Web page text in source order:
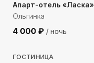
Апарт-отель «Ласка»
Ольгинка
4 000 ₽ / ночь
471м до моря
ГОСТИНИЦА